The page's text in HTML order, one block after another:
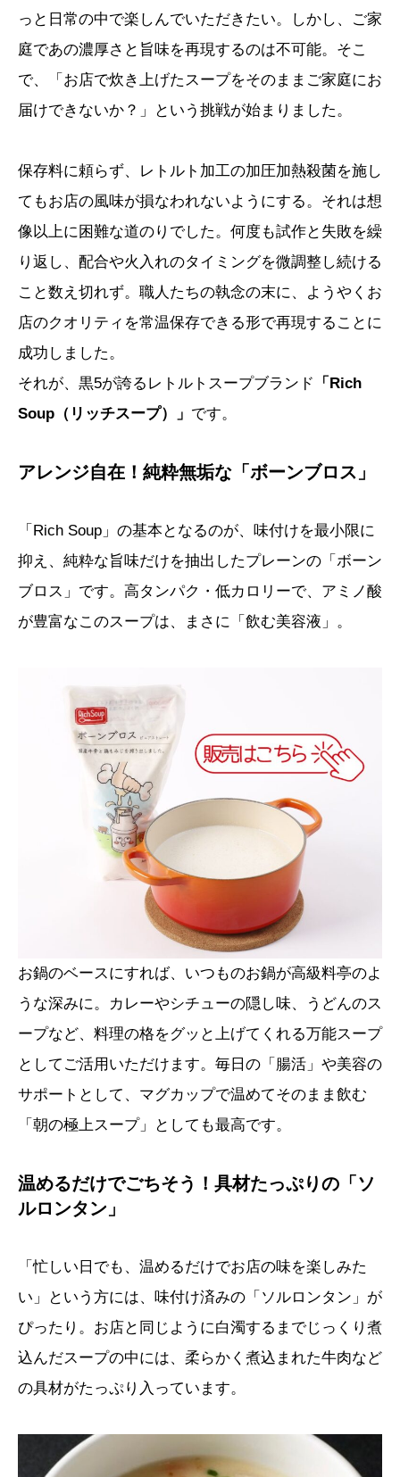
っと日常の中で楽しんでいただきたい。しかし、ご家
庭であの濃厚さと旨味を再現するのは不可能。そこ
で、「お店で炊き上げたスープをそのままご家庭にお
届けできないか？」という挑戦が始まりました。
保存料に頼らず、レトルト加工の加圧加熱殺菌を施し
てもお店の風味が損なわれないようにする。それは想
像以上に困難な道のりでした。何度も試作と失敗を繰
り返し、配合や火入れのタイミングを微調整し続ける
こと数え切れず。職人たちの執念の末に、ようやくお
店のクオリティを常温保存できる形で再現することに
成功しました。
それが、黒5が誇るレトルトスープブランド
「Rich
Soup（リッチスープ）」 です。
アレンジ自在！純粋無垢な「ボーンブロス」
「Rich Soup」の基本となるのが、味付けを最小限に
抑え、純粋な旨味だけを抽出したプレーンの「ボーン
ブロス」です。高タンパク・低カロリーで、アミノ酸
が豊富なこのスープは、まさに「飲む美容液」。
お鍋のベースにすれば、いつものお鍋が高級料亭のよ
うな深みに。カレーやシチューの隠し味、うどんのス
ープなど、料理の格をグッと上げてくれる万能スープ
としてご活用いただけます。毎日の「腸活」や美容の
サポートとして、マグカップで温めてそのまま飲む
「朝の極上スープ」としても最高です。
温めるだけでごちそう！具材たっぷりの「ソ
ルロンタン」
「忙しい日でも、温めるだけでお店の味を楽しみた
い」という方には、味付け済みの「ソルロンタン」が
ぴったり。お店と同じように白濁するまでじっくり煮
込んだスープの中には、柔らかく煮込まれた牛肉など
の具材がたっぷり入っています。